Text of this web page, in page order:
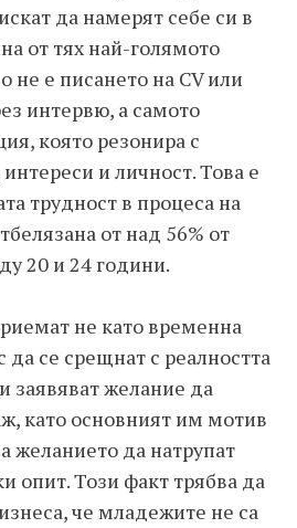
да намерят себе си в
от тях най-голямото
не е писането на CV или
интервю, а самото
която резонира с
и личност. Това е
трудност в процеса на
от над 56% от
20 и 24 години.
не като временна
да се срещнат с реалността
заявяват желание да
като основният им мотив
желанието да натрупат
опит. Този факт трябва да
че младежите не са